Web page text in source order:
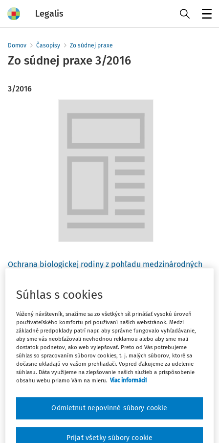
Legalis
Domov Časopisy Zo súdnej praxe
Zo súdnej praxe 3/2016
3/2016
Ochrana biologickej rodiny z pohľadu medzinárodných
JUDr. Marica Pirošíková
Civilný mimosporový proces a jeho hodnotové
nastavenie
doc. JUDr. Alexandra Kotrecová PhD., LL.M. ,doc. JUDr. Romana
Smyčková PhD.
Základné procesné práva v správnom konaní a ústavnosť
zmeny správneho rozhodnutia k horšiemu v odvolacom
konaní
Čo prináša nový "Civilný sporový poriadok"?
Súhlas s cookies
Vážený návštevník, snažíme sa zo všetkých síl prinášať vysokú úroveň
používateľského komfortu pri používaní našich webstránok. Medzi
základné predpoklady patrí napr. aby správne fungovalo vyhľadávanie,
aby sme vás neobťažovali nevhodnou reklamou alebo aby sme mali
dostatok podnetov, ako web vylepšovať. Preto od Vás potrebujeme
súhlas so spracovaním súborov cookies, t. j. malých súborov, ktoré sa
dočasne ukladajú vo vašom prehliadači. Vopred ďakujeme za udelenie
súhlasu. Dáta využijeme na zlepšovanie našich služieb a prispôsobenie
obsahu webu priamo Vám na mieru. Viac informácií
Odmietnut nepovinné súbory cookie
Prijať všetky súbory cookie